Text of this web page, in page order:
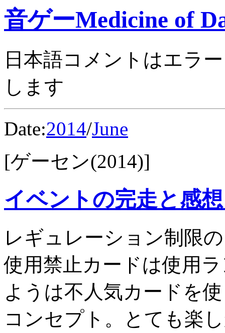
音ゲーMedicine of
日本語コメントはエラ
します
Date:2014/June
[ゲーセン(2014)]
イベントの完走と感
レギュレーション制限
使用禁止カードは使用
ようは不人気カードを
コンセプト。とても楽